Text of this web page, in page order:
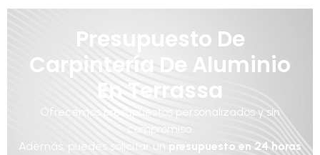
Presupuesto De
Carpintería De Aluminio
En Terrassa
Ofrecemos presupuestos personalizados y sin
compromiso.
Además, puedes solicitar un presupuesto en 24 horas